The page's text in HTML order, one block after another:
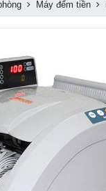
Máy đếm tiền